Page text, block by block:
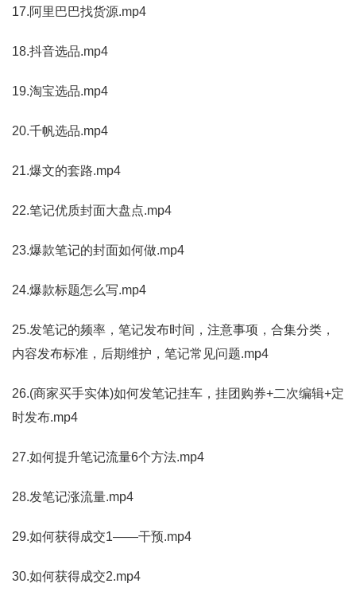
17.阿里巴巴找货源.mp4
18.抖音选品.mp4
19.淘宝选品.mp4
20.千帆选品.mp4
21.爆文的套路.mp4
22.笔记优质封面大盘点.mp4
23.爆款笔记的封面如何做.mp4
24.爆款标题怎么写.mp4
25.发笔记的频率，笔记发布时间，注意事项，合集分类，
内容发布标准，后期维护，笔记常见问题.mp4
26.(商家买手实体)如何发笔记挂车，挂团购券+二次编辑+定
时发布.mp4
27.如何提升笔记流量6个方法.mp4
28.发笔记涨流量.mp4
29.如何获得成交1——干预.mp4
30.如何获得成交2.mp4